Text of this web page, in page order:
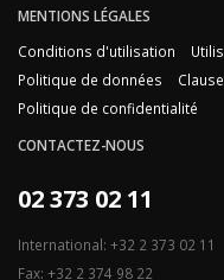
MENTIONS LÉGALES
Conditions d'utilisation
Politique de données
Politique de confidentialité
CONTACTEZ-NOUS
02 373 02 11
International: +32 2 373 02 11
Fax: +32 2 374 98 22